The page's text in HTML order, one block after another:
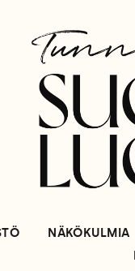
NÄKÖKULMIA